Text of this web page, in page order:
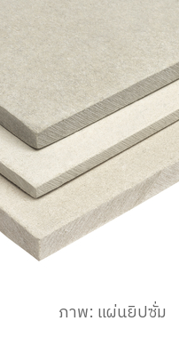
ภาพ: แผ่นยิปซั่ม